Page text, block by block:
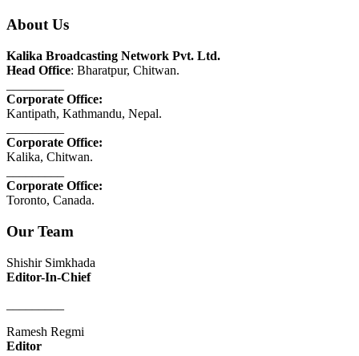
About Us
Kalika Broadcasting Network Pvt. Ltd.
Head Office: Bharatpur, Chitwan.
Corporate Office:
Kantipath, Kathmandu, Nepal.
Corporate Office:
Kalika, Chitwan.
Corporate Office:
Toronto, Canada.
Our Team
Shishir Simkhada
Editor-In-Chief
Ramesh Regmi
Editor